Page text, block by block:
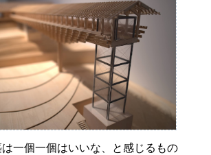
一個一個はいいな、と感じるもの